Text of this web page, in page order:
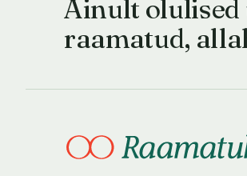
Ainult olulised
raamatud,